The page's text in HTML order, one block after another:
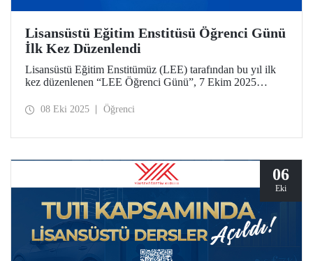
Lisansüstü Eğitim Enstitüsü Öğrenci Günü
İlk Kez Düzenlendi
Lisansüstü Eğitim Enstitümüz (LEE) tarafından bu yıl ilk
kez düzenlenen “LEE Öğrenci Günü”, 7 Ekim 2025
(SDKM) düzenlendi.
08 Eki 2025 Öğrenci
06
Eki